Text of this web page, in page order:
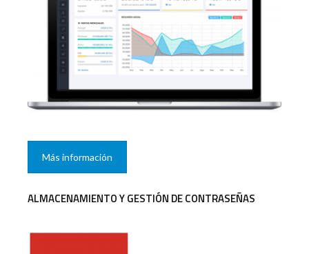
Más información
ALMACENAMIENTO Y GESTIÓN DE CONTRASEÑAS